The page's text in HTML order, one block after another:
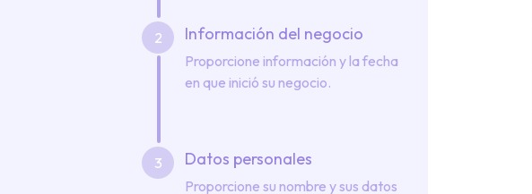
Información del negocio
Proporcione información y la fecha
en que inició su negocio.
Datos personales
Proporcione su nombre y sus datos